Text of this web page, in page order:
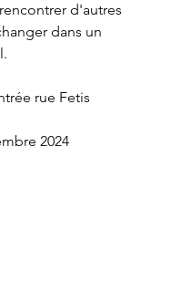
d'autres
dans un
rue Fetis
2024